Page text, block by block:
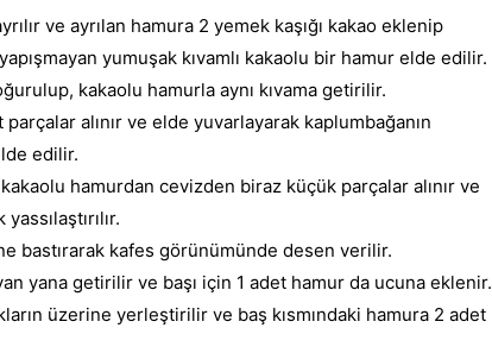
ve ayrılan hamura 2 yemek kaşığı kakao eklenip
yumuşak kıvamlı kakaolu bir hamur elde edilir.
kakaolu hamurla aynı kıvama getirilir.
alınır ve elde yuvarlayarak kaplumbağanın
edilir.
hamurdan cevizden biraz küçük parçalar alınır ve
bastırarak kafes görünümünde desen verilir.
yana getirilir ve başı için 1 adet hamur da ucuna eklenir.
üzerine yerleştirilir ve baş kısmındaki hamura 2 adet